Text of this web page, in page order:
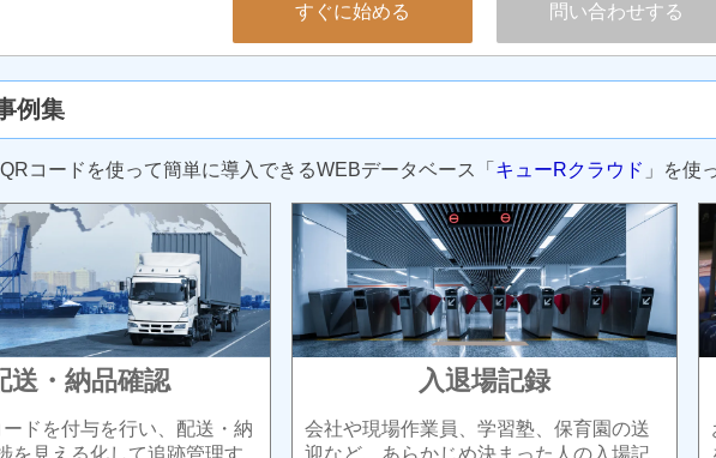
すぐに始める 問い合わせする
例集
コードを使って簡単に導入できるWEBデータベース「 キューRクラウド 」を使
送・納品確認
ドを付与を行い、配送・納
を見える化して追跡管理す
入退場記録
会社や現場作業員、学習塾、保育園の送
迎など、あらかじめ決まった人の入場記